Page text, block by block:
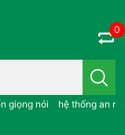
đa vùng ; điều
giọng nói hệ thống an
0